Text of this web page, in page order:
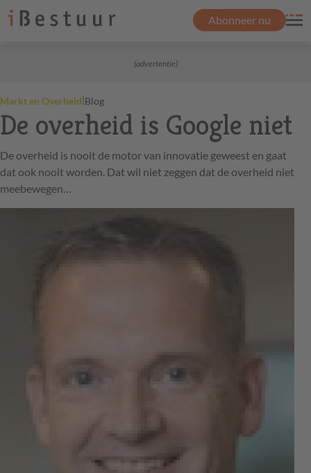
Abonneer nu
(advertentie)
Markt en Overheid|Blog
De overheid is Google niet
De overheid is nooit de motor van innovatie geweest en gaat
dat ook nooit worden. Dat wil niet zeggen dat de overheid niet
meebewegen…